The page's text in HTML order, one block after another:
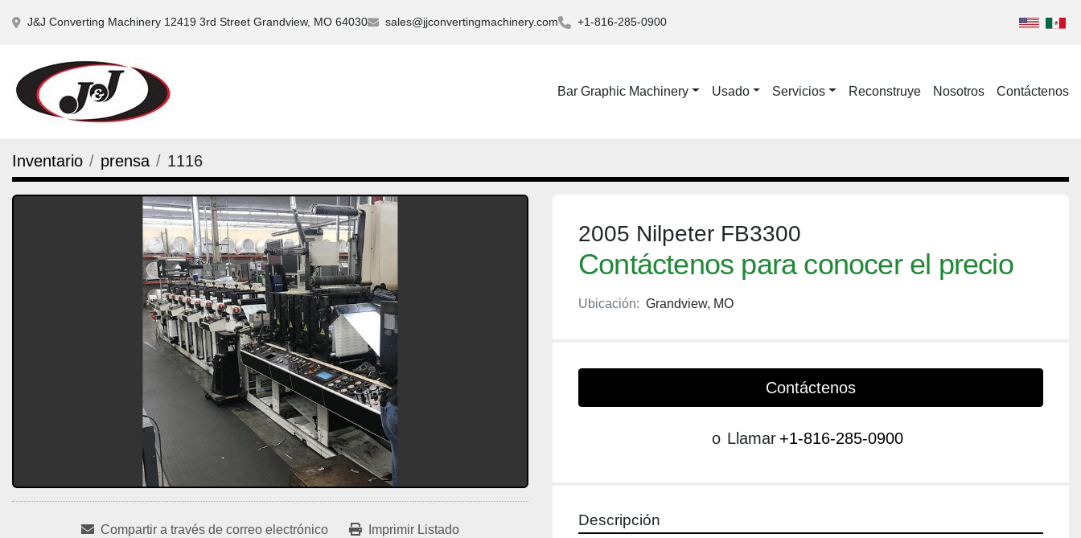
J&J Converting Machinery 12419 3rd Street Grandview, MO 64030 sales@jjconvertingmachinery.com +1-816-285-0900
Usado
Bar Graphic Machinery Servicios Reconstruye Nosotros Contáctenos
Inventario prensa 1116
Compartir a través de correo electrónico Imprimir Listado
2005 Nilpeter FB3300
Contáctenos para conocer el precio
Ubicación: Grandview, MO
Contáctenos
o Llamar +1-816-285-0900
Descripción